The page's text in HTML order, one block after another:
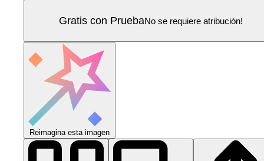
Gratis con PruebaNo se requiere atribución!
Reimagina esta imagen